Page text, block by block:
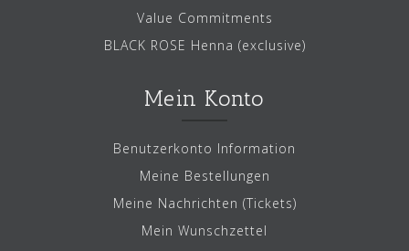
Value Commitments
BLACK ROSE Henna (exclusive)
Mein Konto
Benutzerkonto Information
Meine Bestellungen
Meine Nachrichten (Tickets)
Mein Wunschzettel